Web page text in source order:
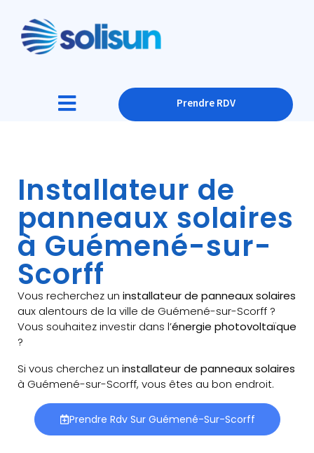
Prendre RDV
Installateur de
panneaux solaires
à Guémené-sur-
Scorff
Vous recherchez un installateur de panneaux solaires
aux alentours de la ville de Guémené-sur-Scorff ?
Vous souhaitez investir dans l’énergie photovoltaïque
?
Si vous cherchez un installateur de panneaux solaires
à Guémené-sur-Scorff, vous êtes au bon endroit.
Prendre Rdv Sur Guémené-Sur-Scorff